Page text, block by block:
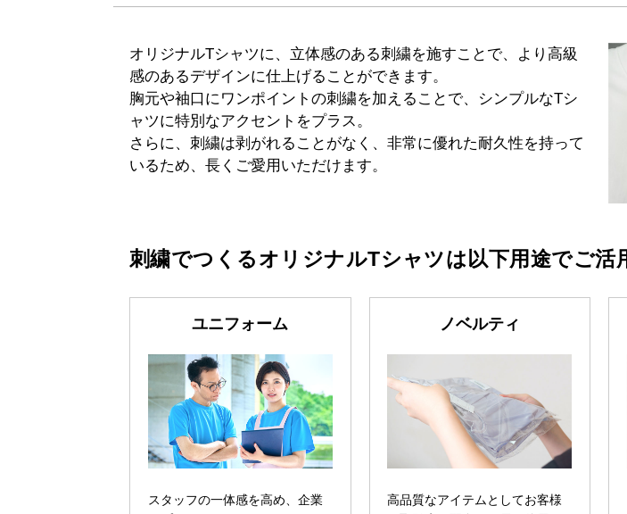
オリジナルTシャツに、立体感のある刺繍を施すことで、より高級
感のあるデザインに仕上げることができます。
胸元や袖口にワンポイントの刺繍を加えることで、シンプルなTシ
ャツに特別なアクセントをプラス。
さらに、刺繍は剥がれることがなく、非常に優れた耐久性を持って
いるため、長くご愛用いただけます。
刺繍でつくるオリジナルTシャツは以下用途でご活
ユニフォーム
スタッフの一体感を高め、企業
ノベルティ
高品質なアイテムとしてお客様